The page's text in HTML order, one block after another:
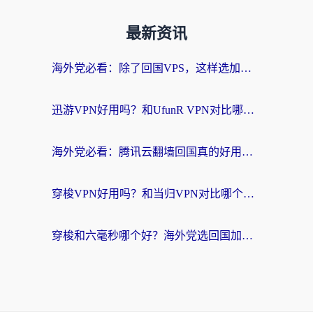
最新资讯
海外党必看：除了回国VPS，这样选加速器也能无缝刷国内资源？
迅游VPN好用吗？和UfunR VPN对比哪个回国效果更好？海外党亲测避坑指南
海外党必看：腾讯云翻墙回国真的好用吗？+ 3步选对回国加速器指南
穿梭VPN好用吗？和当归VPN对比哪个回国效果更好？海外党亲测实用指南
穿梭和六毫秒哪个好？海外党选回国加速器的避坑指南，附番茄加速器实测